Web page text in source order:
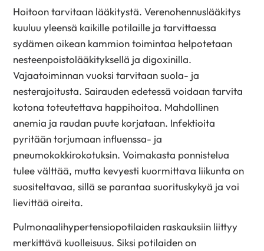
Hoitoon tarvitaan lääkitystä. Verenohennuslääkitys
kuuluu yleensä kaikille potilaille ja tarvittaessa
sydämen oikean kammion toimintaa helpotetaan
nesteenpoistolääkityksellä ja digoxinilla.
Vajaatoiminnan vuoksi tarvitaan suola- ja
nesterajoitusta. Sairauden edetessä voidaan tarvita
kotona toteutettava happihoitoa. Mahdollinen
anemia ja raudan puute korjataan. Infektioita
pyritään torjumaan influenssa- ja
pneumokokkirokotuksin. Voimakasta ponnistelua
tulee välttää, mutta kevyesti kuormittava liikunta on
suositeltavaa, sillä se parantaa suorituskykyä ja voi
lievittää oireita.
Pulmonaalihypertensiopotilaiden raskauksiin liittyy
merkittävä kuolleisuus. Siksi potilaiden on